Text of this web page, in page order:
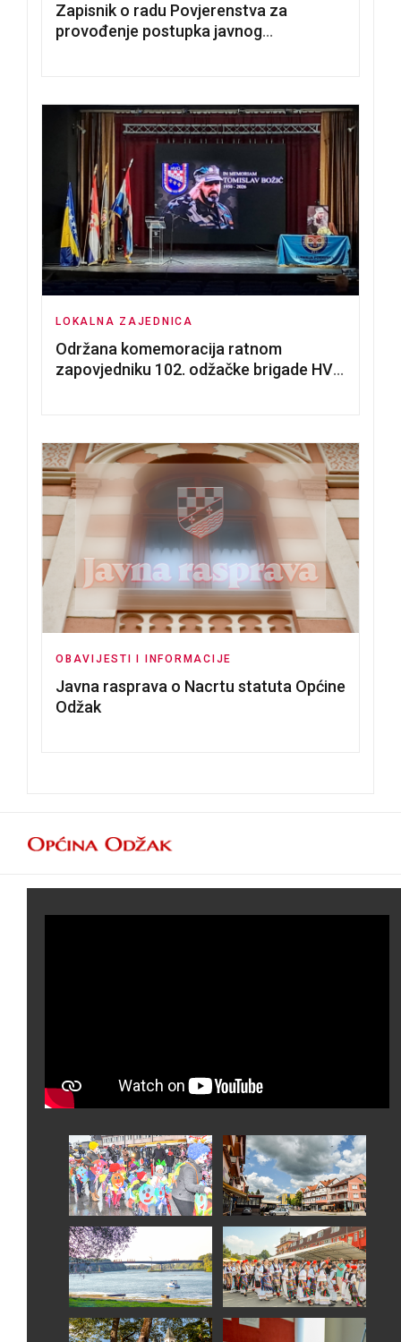
Zapisnik o radu Povjerenstva za
provođenje postupka javnog
LOKALNA ZAJEDNICA
Održana komemoracija ratnom
zapovjedniku 102. odžačke brigade HVO
OBAVIJESTI I INFORMACIJE
Javna rasprava o Nacrtu statuta Općine
Odžak